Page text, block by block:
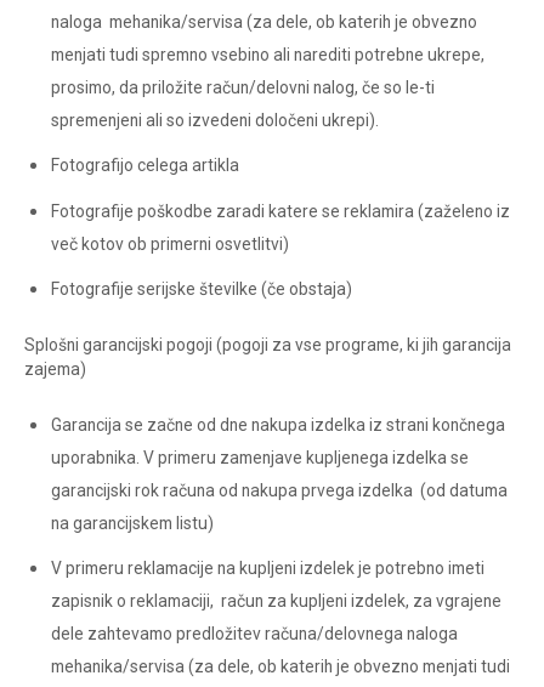
naloga mehanika/servisa (za dele, ob katerih je obvezno
menjati tudi spremno vsebino ali narediti potrebne ukrepe,
prosimo, da priložite račun/delovni nalog, če so le-ti
spremenjeni ali so izvedeni določeni ukrepi).
Fotografijo celega artikla
Fotografije poškodbe zaradi katere se reklamira (zaželeno iz
več kotov ob primerni osvetlitvi)
Fotografije serijske številke (če obstaja)
Splošni garancijski pogoji (pogoji za vse programe, ki jih garancija
zajema)
Garancija se začne od dne nakupa izdelka iz strani končnega
uporabnika. V primeru zamenjave kupljenega izdelka se
garancijski rok računa od nakupa prvega izdelka (od datuma
na garancijskem listu)
V primeru reklamacije na kupljeni izdelek je potrebno imeti
zapisnik o reklamaciji, račun za kupljeni izdelek, za vgrajene
dele zahtevamo predložitev računa/delovnega naloga
mehanika/servisa (za dele, ob katerih je obvezno menjati tudi